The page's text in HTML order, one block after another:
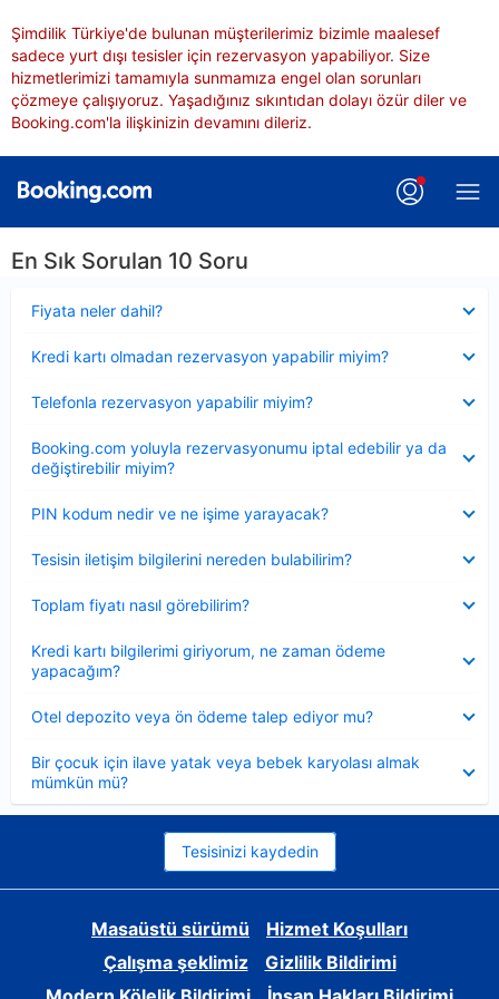
Şimdilik Türkiye'de bulunan müşterilerimiz bizimle maalesef
sadece yurt dışı tesisler için rezervasyon yapabiliyor. Size
hizmetlerimizi tamamıyla sunmamıza engel olan sorunları
çözmeye çalışıyoruz. Yaşadığınız sıkıntıdan dolayı özür diler ve
Booking.com'la ilişkinizin devamını dileriz.
En Sık Sorulan 10 Soru
Fiyata neler dahil?
Kredi kartı olmadan rezervasyon yapabilir miyim?
Telefonla rezervasyon yapabilir miyim?
Booking.com yoluyla rezervasyonumu iptal edebilir ya da
değiştirebilir miyim?
PIN kodum nedir ve ne işime yarayacak?
Tesisin iletişim bilgilerini nereden bulabilirim?
Toplam fiyatı nasıl görebilirim?
Kredi kartı bilgilerimi giriyorum, ne zaman ödeme
yapacağım?
Otel depozito veya ön ödeme talep ediyor mu?
Bir çocuk için ilave yatak veya bebek karyolası almak
mümkün mü?
Tesisinizi kaydedin
Masaüstü sürümü
Hizmet Koşulları
Çalışma şeklimiz
Gizlilik Bildirimi